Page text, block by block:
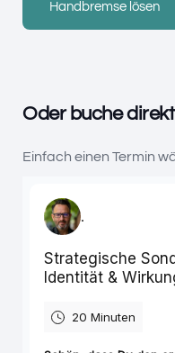
Oder buche
Einfach einen Termin